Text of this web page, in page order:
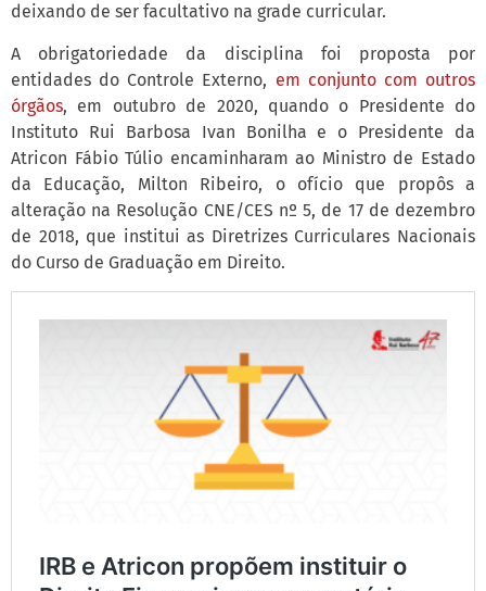
deixando de ser facultativo na grade curricular.
A obrigatoriedade da disciplina foi proposta por
entidades do Controle Externo, em conjunto com outros
órgãos, em outubro de 2020, quando o Presidente do
Instituto Rui Barbosa Ivan Bonilha e o Presidente da
Atricon Fábio Túlio encaminharam ao Ministro de Estado
da Educação, Milton Ribeiro, o ofício que propôs a
alteração na Resolução CNE/CES nº 5, de 17 de dezembro
de 2018, que institui as Diretrizes Curriculares Nacionais
do Curso de Graduação em Direito.